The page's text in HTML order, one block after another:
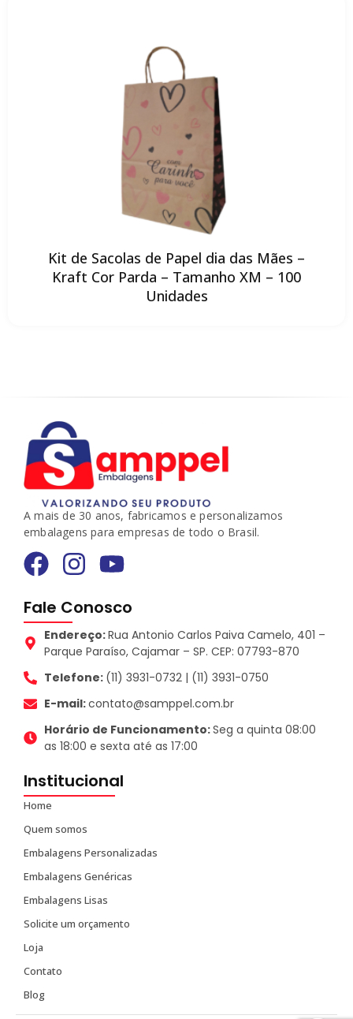
Kit de Sacolas de Papel dia das Mães –
Kraft Cor Parda – Tamanho XM – 100
Unidades
A mais de 30 anos, fabricamos e personalizamos
embalagens para empresas de todo o Brasil.
Fale Conosco
Endereço:Rua Antonio Carlos Paiva Camelo, 401 –
Parque Paraíso, Cajamar – SP. CEP: 07793-870
Telefone: (11) 3931-0732 | (11) 3931-0750
E-mail:contato@samppel.com.br
Horário de Funcionamento:Seg a quinta 08:00
as 18:00 e sexta até as 17:00
Institucional
Home
Quem somos
Embalagens Personalizadas
Embalagens Genéricas
Embalagens Lisas
Solicite um orçamento
Loja
Contato
Blog